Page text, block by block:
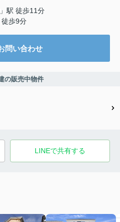
」駅 徒歩11分
徒歩9分
問い合わせ
の販売中物件
LINEで共有する